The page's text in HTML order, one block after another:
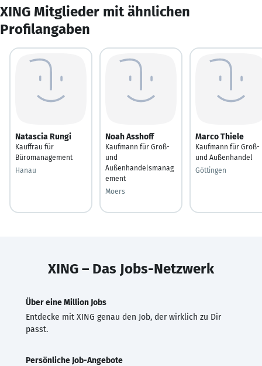
XING Mitglieder mit ähnlichen
Profilangaben
Natascia Rungi
Kauffrau für
Büromanagement
Hanau
Noah Asshoff
Kaufmann für Groß-
und
Außenhandelsmanag
ement
Moers
Marco Thiele
Kaufmann für Groß-
und Außenhandel
Göttingen
XING – Das Jobs-Netzwerk
Über eine Million Jobs
Entdecke mit XING genau den Job, der wirklich zu Dir
passt.
Persönliche Job-Angebote